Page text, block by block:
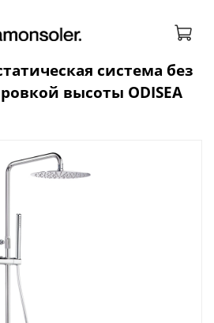
система без
высоты ODISEA